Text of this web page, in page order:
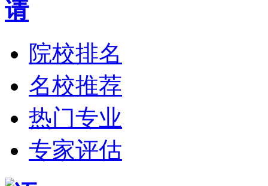
院校排名
名校推荐
热门专业
专家评估